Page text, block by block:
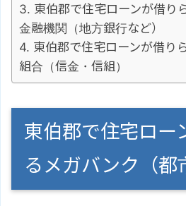
東伯郡で住宅ローンが借り
金融機関（地方銀行など）
東伯郡で住宅ローンが借り
組合（信金・信組）
東伯郡で住宅ロー
るメガバンク（都